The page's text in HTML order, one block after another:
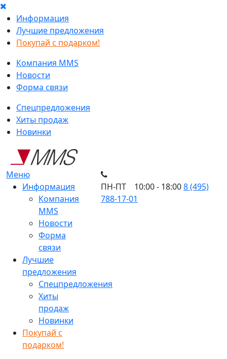
Информация
Лучшие предложения
Покупай с подарком!
Компания MMS
Новости
Форма связи
Спецпредложения
Хиты продаж
Новинки
Меню
Информация
Компания
MMS
Новости
Форма
связи
Лучшие
предложения
Спецпредложения
Хиты
продаж
Новинки
Покупай с
подарком!
ПН-ПТ 10:00 - 18:008 (495)
788-17-01